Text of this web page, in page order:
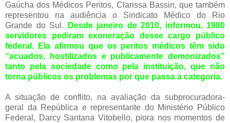
Gaúcha dos Médicos Peritos, Clarissa Bassin, que também
representou na audiência o Sindicato Médico do Rio
Grande do Sul.
Desde janeiro de 2010, informou, 1980
servidores pediram exoneração desse cargo público
federal. Ela afirmou que os peritos médicos têm sido
“acuados, hostilizados e publicamente demonizados”
tanto pela sociedade como pela instituição, que não
torna públicos os problemas por que passa a categoria.
A situação de conflito, na avaliação da subprocuradora-
geral da República e representante do Ministério Público
Federal, Darcy Santana Vitobello, piora nos momentos de